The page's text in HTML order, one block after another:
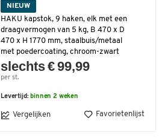
NIEUW
HAKU kapstok, 9 haken, elk met een
draagvermogen van 5 kg, B 470 x D
470 x H 1770 mm, staalbuis/metaal
met poedercoating, chroom-zwart
slechts € 99,99
per st.
Levertijd: binnen 2 weken
Vergelijken Favorietenlijst